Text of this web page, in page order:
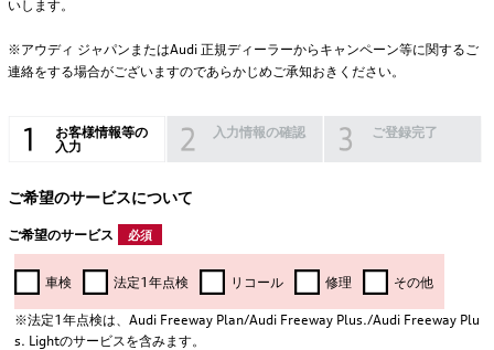
いします。
※アウディ ジャパンまたはAudi 正規ディーラーからキャンペーン等に関するご
連絡をする場合がございますのであらかじめご承知おきください。
お客様情報等の
入力
入力情報の確認 ご登録完了
ご希望のサービスについて
ご希望のサービス 必須
車検 法定1年点検 リコール 修理 その他
※法定1年点検は、Audi Freeway Plan/Audi Freeway Plus./Audi Freeway Plu
s. Lightのサービスを含みます。